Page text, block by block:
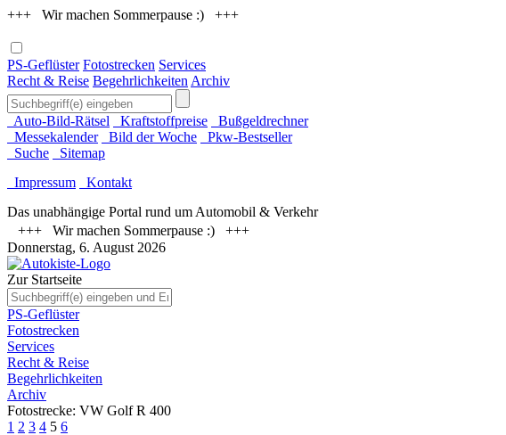
+++ Wir machen Sommerpause :) +++
PS-Geflüster Fotostrecken Services
Recht & Reise Begehrlichkeiten Archiv
Auto-Bild-Rätsel Kraftstoffpreise
Bußgeldrechner
Messekalender
Bild der Woche
Pkw-Bestseller
Suche
Sitemap
Impressum
Kontakt
Das unabhängige Portal rund um Automobil & Verkehr
+++ Wir machen Sommerpause :) +++
Donnerstag, 6. August 2026
Zur Startseite
PS-Geflüster
Fotostrecken
Services
Recht & Reise
Begehrlichkeiten
Archiv
Fotostrecke: VW Golf R 400
1 2 3 4 5 6